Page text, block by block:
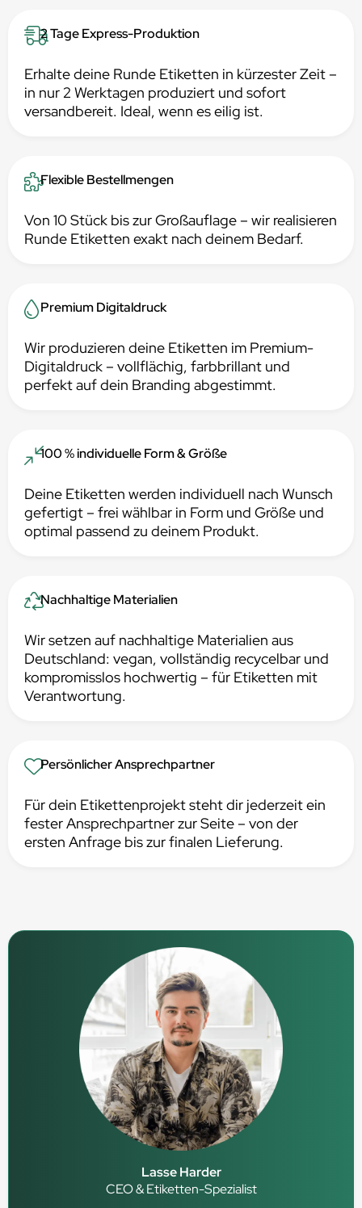
2 Tage Express-Produktion
Erhalte deine Runde Etiketten in kürzester Zeit –
in nur 2 Werktagen produziert und sofort
versandbereit. Ideal, wenn es eilig ist.
Flexible Bestellmengen
Von 10 Stück bis zur Großauflage – wir realisieren
Runde Etiketten exakt nach deinem Bedarf.
Premium Digitaldruck
Wir produzieren deine Etiketten im Premium-
Digitaldruck – vollflächig, farbbrillant und
perfekt auf dein Branding abgestimmt.
100 % individuelle Form & Größe
Deine Etiketten werden individuell nach Wunsch
gefertigt – frei wählbar in Form und Größe und
optimal passend zu deinem Produkt.
Nachhaltige Materialien
Wir setzen auf nachhaltige Materialien aus
Deutschland: vegan, vollständig recycelbar und
kompromisslos hochwertig – für Etiketten mit
Verantwortung.
Persönlicher Ansprechpartner
Für dein Etikettenprojekt steht dir jederzeit ein
fester Ansprechpartner zur Seite – von der
ersten Anfrage bis zur finalen Lieferung.
Lasse Harder
CEO & Etiketten-Spezialist